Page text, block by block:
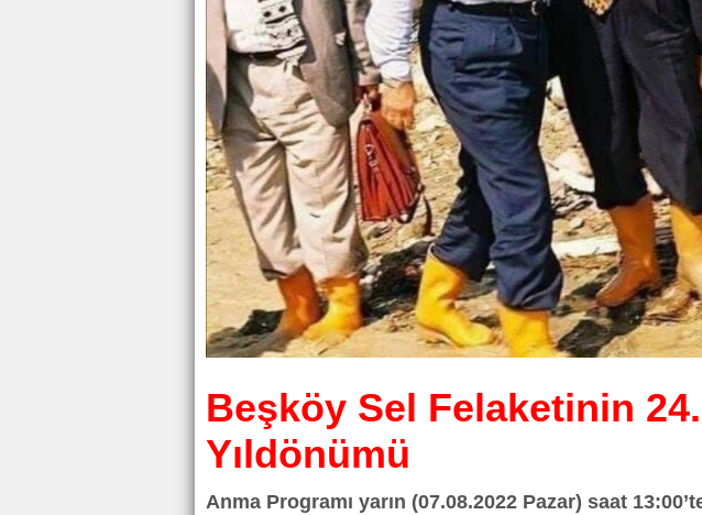
Beşköy Sel Felaketinin 24.
Yıldönümü
Anma Programı yarın (07.08.2022 Pazar) saat